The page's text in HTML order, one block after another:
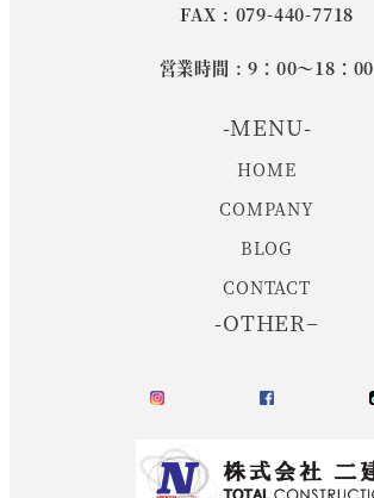
FAX : 079-440-7718
営業時間 : 9：00～18：00
-MENU-
HOME
COMPANY
BLOG
CONTACT
-OTHER−